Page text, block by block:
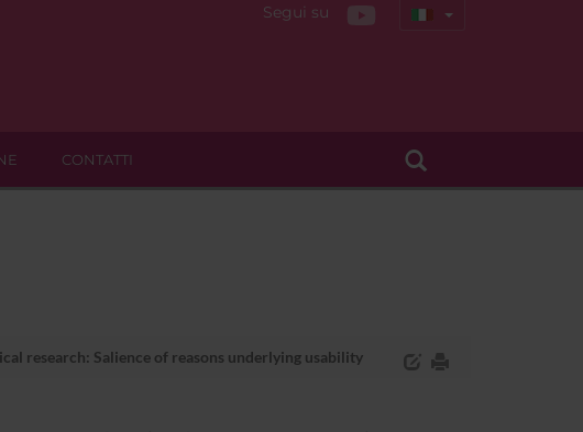
Segui su
CONTATTI
research: Salience of reasons underlying usability